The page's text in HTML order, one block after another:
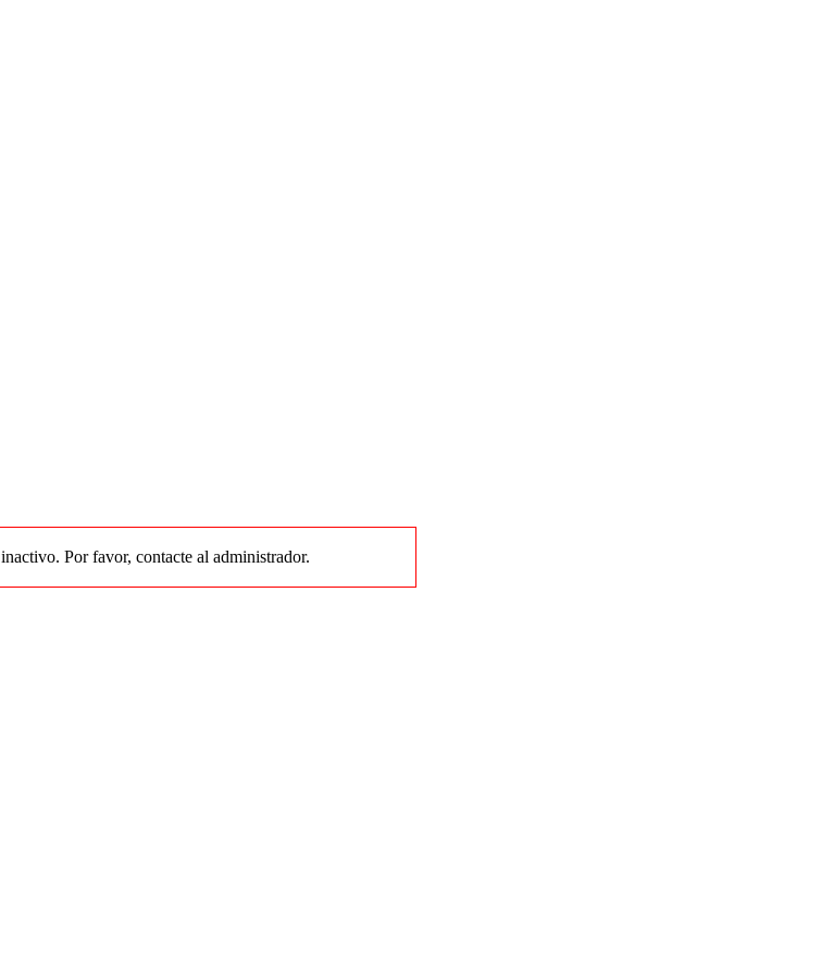
Por favor, contacte al administrador.